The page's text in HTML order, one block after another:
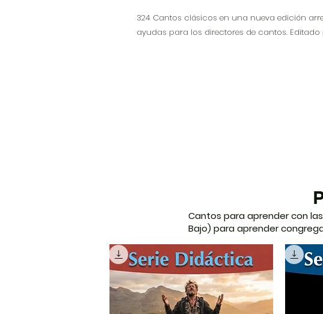
324 Cantos clásicos en una nueva edición
ayudas para los directores de cantos. Editado
Cantos para aprender con
Bajo) para aprender